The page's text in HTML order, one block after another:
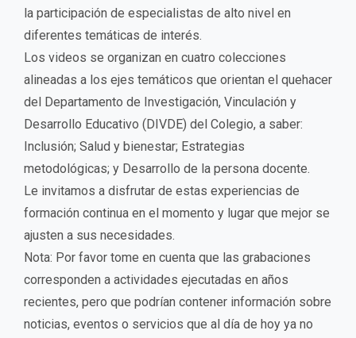
la participación de especialistas de alto nivel en
diferentes temáticas de interés.
Los videos se organizan en cuatro colecciones
alineadas a los ejes temáticos que orientan el quehacer
del Departamento de Investigación, Vinculación y
Desarrollo Educativo (DIVDE) del Colegio, a saber:
Inclusión; Salud y bienestar; Estrategias
metodológicas; y Desarrollo de la persona docente.
Le invitamos a disfrutar de estas experiencias de
formación continua en el momento y lugar que mejor se
ajusten a sus necesidades.
Nota: Por favor tome en cuenta que las grabaciones
corresponden a actividades ejecutadas en años
recientes, pero que podrían contener información sobre
noticias, eventos o servicios que al día de hoy ya no